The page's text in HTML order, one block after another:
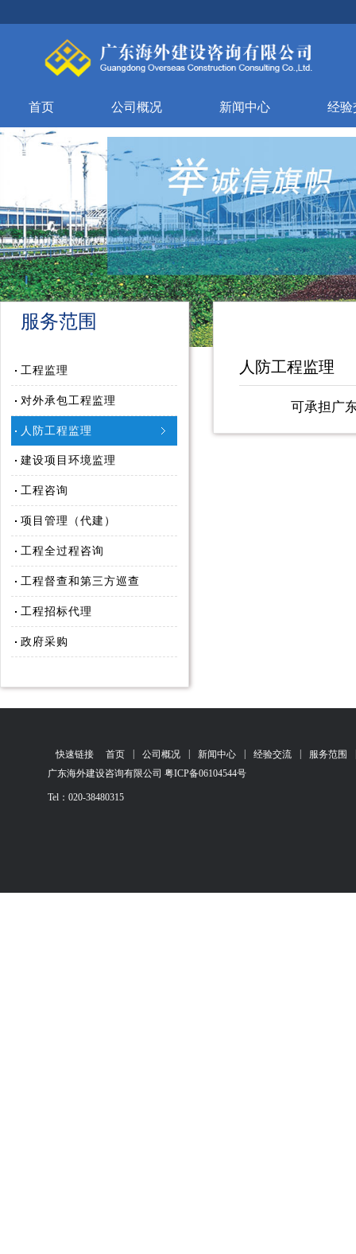
首页 公司概况 新闻中心 经验
服务范围
工程监理
对外承包工程监理
人防工程监理
建设项目环境监理
工程咨询
项目管理（代建）
工程全过程咨询
工程督查和第三方巡查
工程招标代理
政府采购
人防工程监理
可承担广
快速链接 首页 | 公司概况 | 新闻中心 | 经验交流 | 服务范围
广东海外建设咨询有限公司 粤ICP备06104544号
Tel：020-38480315